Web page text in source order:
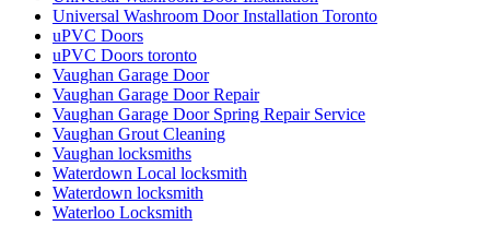
Universal Washroom Door Installation Toronto
uPVC Doors
uPVC Doors toronto
Vaughan Garage Door
Vaughan Garage Door Repair
Vaughan Garage Door Spring Repair Service
Vaughan Grout Cleaning
Vaughan locksmiths
Waterdown Local locksmith
Waterdown locksmith
Waterloo Locksmith